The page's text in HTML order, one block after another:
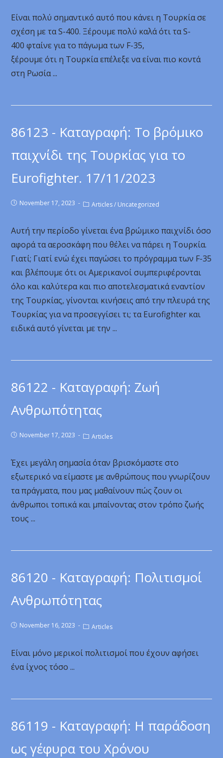
Είναι πολύ σημαντικό αυτό που κάνει η Τουρκία σε
σχέση με τα S-400. Ξέρουμε πολύ καλά ότι τα S-
400 φταίνε για το πάγωμα των F-35,
ξέρουμε ότι η Τουρκία επέλεξε να είναι πιο κοντά
στη Ρωσία ...
86123 - Καταγραφή: Το βρόμικο
παιχνίδι της Τουρκίας για το
Eurofighter. 17/11/2023
November 17, 2023 Articles / Uncategorized
Αυτή την περίοδο γίνεται ένα βρώμικο παιχνίδι όσο
αφορά τα αεροσκάφη που θέλει να πάρει η Τουρκία.
Γιατί; Γιατί ενώ έχει παγώσει το πρόγραμμα των F-35
και βλέπουμε ότι οι Αμερικανοί συμπεριφέρονται
όλο και καλύτερα και πιο αποτελεσματικά εναντίον
της Τουρκίας, γίνονται κινήσεις από την πλευρά της
Τουρκίας για να προσεγγίσει τι; τα Eurofighter και
ειδικά αυτό γίνεται με την ...
86122 - Καταγραφή: Ζωή
Ανθρωπότητας
November 17, 2023 Articles
Έχει μεγάλη σημασία όταν βρισκόμαστε στο
εξωτερικό να είμαστε με ανθρώπους που γνωρίζουν
τα πράγματα, που μας μαθαίνουν πώς ζουν οι
άνθρωποι τοπικά και μπαίνοντας στον τρόπο ζωής
τους ...
86120 - Καταγραφή: Πολιτισμοί
Ανθρωπότητας
November 16, 2023 Articles
Είναι μόνο μερικοί πολιτισμοί που έχουν αφήσει
ένα ίχνος τόσο ...
86119 - Καταγραφή: Η παράδοση
ως γέφυρα του Χρόνου